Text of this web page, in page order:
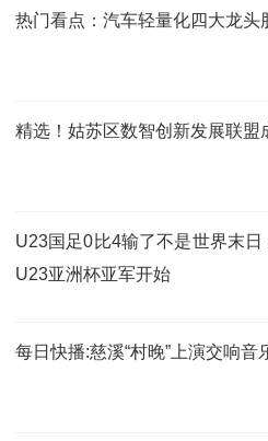
热门看点：汽车轻量化四大龙头
精选！姑苏区数智创新发展联盟
U23国足0比4输了不是世界末
U23亚洲杯亚军开始
每日快播:慈溪“村晚”上演交响音